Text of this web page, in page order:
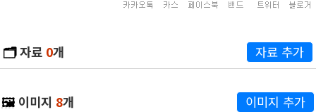
🗂️자료 0개 자료 추가
🖼️ 이미지 8개 이미지 추가